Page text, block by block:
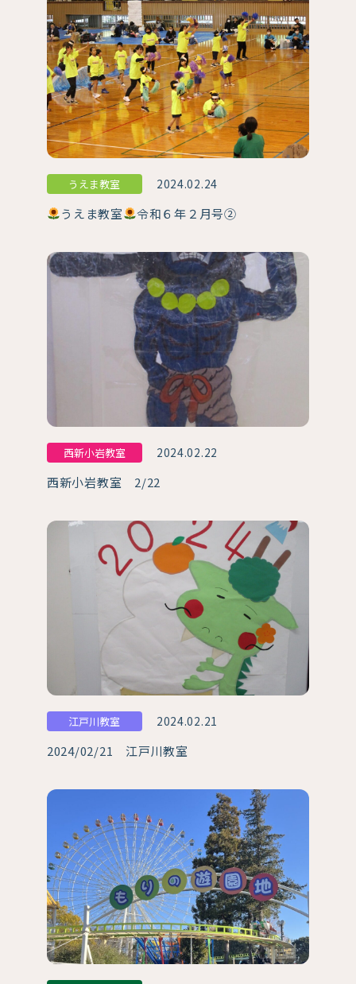
うえま教室 2024.02.24
うえま教室 令和６年２月号②
西新小岩教室 2024.02.22
西新小岩教室 2/22
江戸川教室 2024.02.21
2024/02/21 江戸川教室